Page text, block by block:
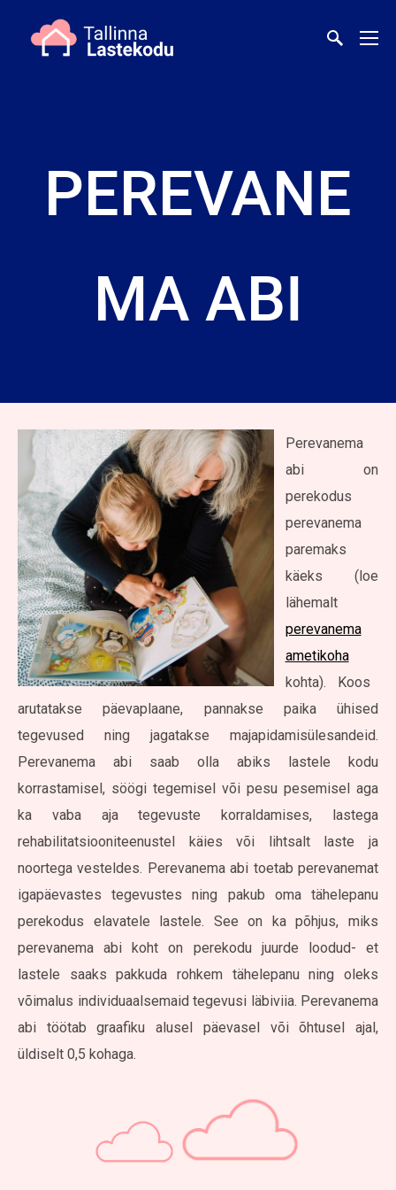
PEREVANE
MA ABI
Perevanema
abi on
perekodus
perevanema
paremaks
käeks (loe
lähemalt
perevanema
ametikoha
kohta). Koos
arutatakse päevaplaane, pannakse paika ühised
tegevused ning jagatakse majapidamisülesandeid.
Perevanema abi saab olla abiks lastele kodu
korrastamisel, söögi tegemisel või pesu pesemisel aga
ka vaba aja tegevuste korraldamises, lastega
rehabilitatsiooniteenustel käies või lihtsalt laste ja
noortega vesteldes. Perevanema abi toetab perevanemat
igapäevastes tegevustes ning pakub oma tähelepanu
perekodus elavatele lastele. See on ka põhjus, miks
perevanema abi koht on perekodu juurde loodud- et
lastele saaks pakkuda rohkem tähelepanu ning oleks
võimalus individuaalsemaid tegevusi läbiviia. Perevanema
abi töötab graafiku alusel päevasel või õhtusel ajal,
üldiselt 0,5 kohaga.